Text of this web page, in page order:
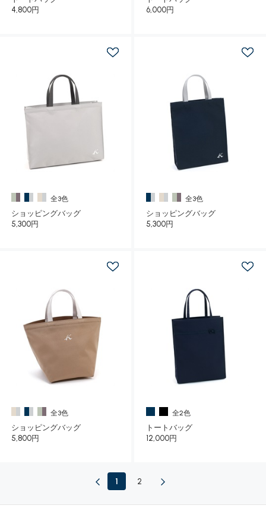
4,800円
6,000円
全3色
ショッピングバッグ
5,300円
全3色
ショッピングバッグ
5,300円
全3色
ショッピングバッグ
5,800円
全2色
トートバッグ
12,000円
1 2